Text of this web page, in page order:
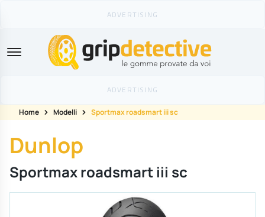
GripDetective
Home Modelli Sportmax roadsmart iii sc
Dunlop
Sportmax roadsmart iii sc